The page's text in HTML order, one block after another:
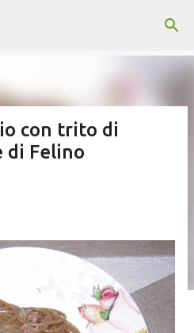
con trito di
di Felino